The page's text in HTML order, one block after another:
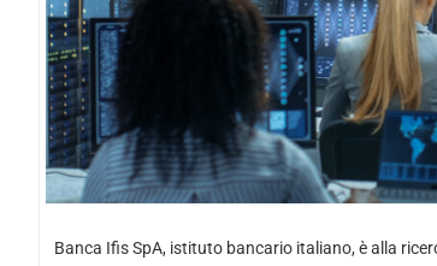
Banca Ifis SpA, istituto bancario italiano, è alla